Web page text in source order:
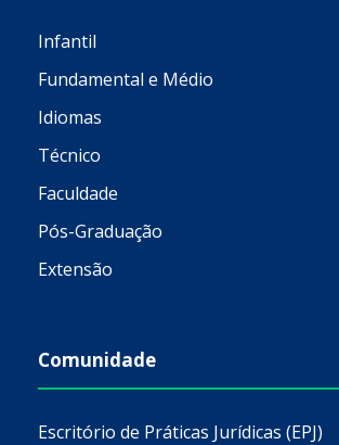
Infantil
Fundamental e Médio
Idiomas
Técnico
Faculdade
Pós-Graduação
Extensão
Comunidade
Escritório de Práticas Jurídicas (EPJ)